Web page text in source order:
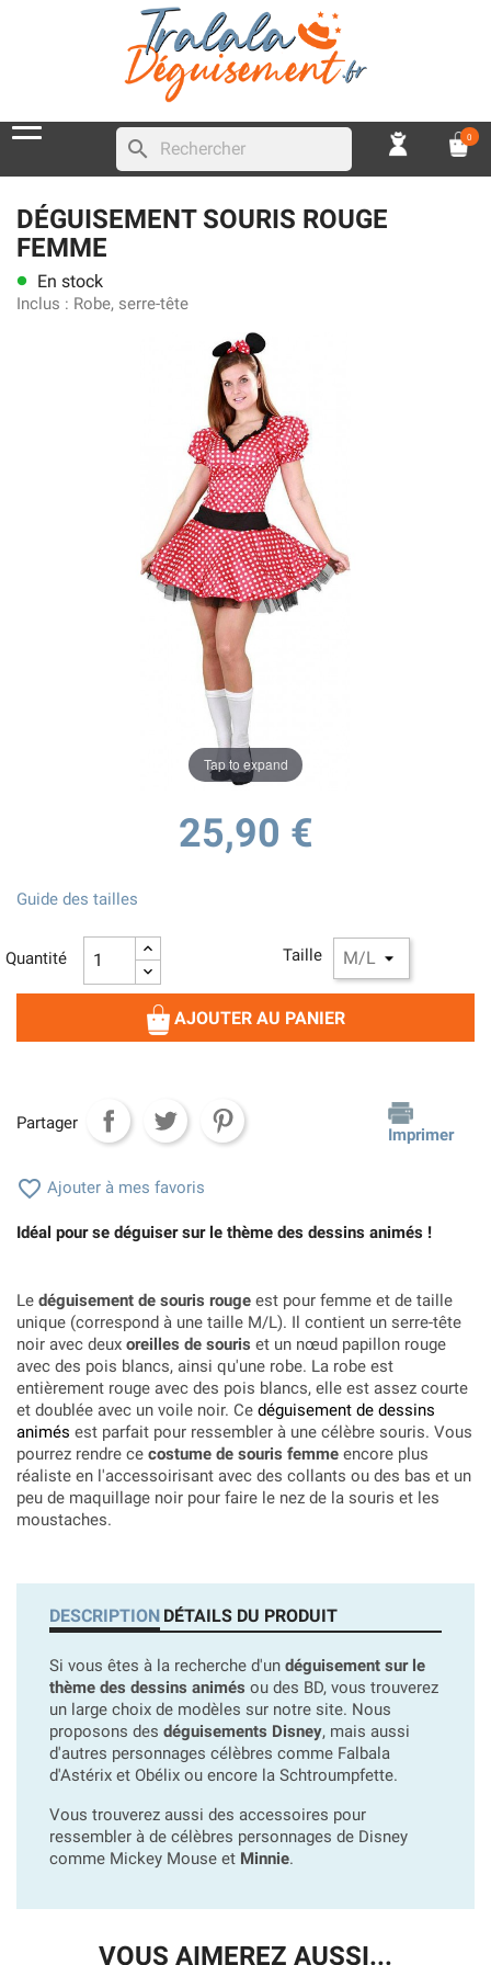
search 0
DÉGUISEMENT SOURIS ROUGE
FEMME
lens En stock
Inclus : Robe, serre-tête
Tap to expand
25,90 €
Taille
Guide des tailles
Quantité
AJOUTER AU PANIER
Partager
Imprimer
 Ajouter à mes favoris
Idéal pour se déguiser sur le thème des dessins animés !
Le déguisement de souris rouge est pour femme et de taille
unique (correspond à une taille M/L). Il contient un serre-tête
noir avec deux oreilles de souris et un nœud papillon rouge
avec des pois blancs, ainsi qu'une robe. La robe est
entièrement rouge avec des pois blancs, elle est assez courte
et doublée avec un voile noir. Ce déguisement de dessins
animés est parfait pour ressembler à une célèbre souris. Vous
pourrez rendre ce costume de souris femme encore plus
réaliste en l'accessoirisant avec des collants ou des bas et un
peu de maquillage noir pour faire le nez de la souris et les
moustaches.
DESCRIPTION DÉTAILS DU PRODUIT
Si vous êtes à la recherche d'un déguisement sur le
thème des dessins animés ou des BD, vous trouverez
un large choix de modèles sur notre site. Nous
proposons des déguisements Disney, mais aussi
d'autres personnages célèbres comme Falbala
d'Astérix et Obélix ou encore la Schtroumpfette.
Vous trouverez aussi des accessoires pour
ressembler à de célèbres personnages de Disney
comme Mickey Mouse et Minnie.
VOUS AIMEREZ AUSSI...